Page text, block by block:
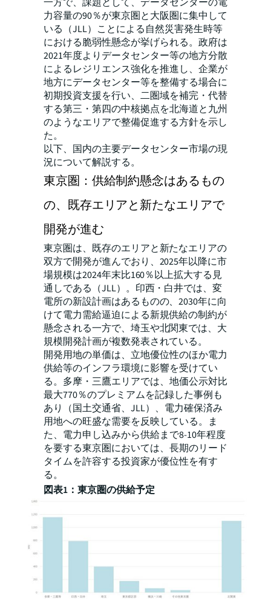
力容量の90％が東京圏と大阪圏に集中して
いる（JLL）ことによる自然災害発生時等
における脆弱性懸念が挙げられる。政府は
2021年度よりデータセンター等の地方分散
によるレジリエンス強化を推進し、企業が
地方にデータセンター等を整備する場合に
初期投資支援を行い、二圏域を補完・代替
する第三・第四の中核拠点を北海道と九州
のようなエリアで整備促進する方針を示し
た。
以下、国内の主要データセンター市場の現
況について解説する。
東京圏：供給制約懸念はあるもの
の、既存エリアと新たなエリアで
開発が進む
東京圏は、既存のエリアと新たなエリアの
双方で開発が進んでおり、2025年以降に市
場規模は2024年末比160％以上拡大する見
通しである（JLL）。印西・白井では、変
電所の新設計画はあるものの、2030年に向
けて電力需給逼迫による新規供給の制約が
懸念される一方で、埼玉や北関東では、大
規模開発計画が複数発表されている。
開発用地の単価は、立地優位性のほか電力
供給等のインフラ環境に影響を受けてい
る。多摩・三鷹エリアでは、地価公示対比
最大770％のプレミアムを記録した事例も
あり（国土交通省、JLL）、電力確保済み
用地への旺盛な需要を反映している。ま
た、電力申し込みから供給まで8-10年程度
を要する東京圏においては、長期のリード
タイムを許容する投資家が優位性を有す
る。
図表1：東京圏の供給予定